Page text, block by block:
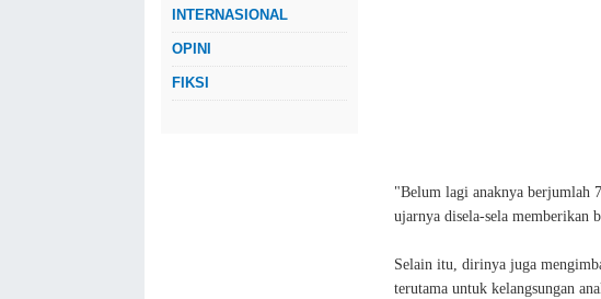
INTERNASIONAL
OPINI
FIKSI
"Belum lagi anaknya berjumlah
ujarnya disela-sela memberikan
Selain itu, dirinya juga
terutama untuk kelangsungan